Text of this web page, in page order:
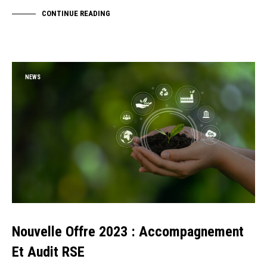
CONTINUE READING
NEWS
Nouvelle Offre 2023 : Accompagnement
Et Audit RSE